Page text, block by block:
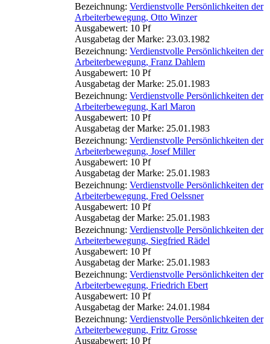
Bezeichnung: Verdienstvolle Persönlichkeiten der
Arbeiterbewegung, Otto Winzer
Ausgabewert: 10 Pf
Ausgabetag der Marke: 23.03.1982
Bezeichnung: Verdienstvolle Persönlichkeiten der
Arbeiterbewegung, Franz Dahlem
Ausgabewert: 10 Pf
Ausgabetag der Marke: 25.01.1983
Bezeichnung: Verdienstvolle Persönlichkeiten der
Arbeiterbewegung, Karl Maron
Ausgabewert: 10 Pf
Ausgabetag der Marke: 25.01.1983
Bezeichnung: Verdienstvolle Persönlichkeiten der
Arbeiterbewegung, Josef Miller
Ausgabewert: 10 Pf
Ausgabetag der Marke: 25.01.1983
Bezeichnung: Verdienstvolle Persönlichkeiten der
Arbeiterbewegung, Fred Oelssner
Ausgabewert: 10 Pf
Ausgabetag der Marke: 25.01.1983
Bezeichnung: Verdienstvolle Persönlichkeiten der
Arbeiterbewegung, Siegfried Rädel
Ausgabewert: 10 Pf
Ausgabetag der Marke: 25.01.1983
Bezeichnung: Verdienstvolle Persönlichkeiten der
Arbeiterbewegung, Friedrich Ebert
Ausgabewert: 10 Pf
Ausgabetag der Marke: 24.01.1984
Bezeichnung: Verdienstvolle Persönlichkeiten der
Arbeiterbewegung, Fritz Grosse
Ausgabewert: 10 Pf